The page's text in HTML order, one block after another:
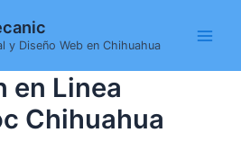
y Diseño Web en Chihuahua
en Linea
Chihuahua